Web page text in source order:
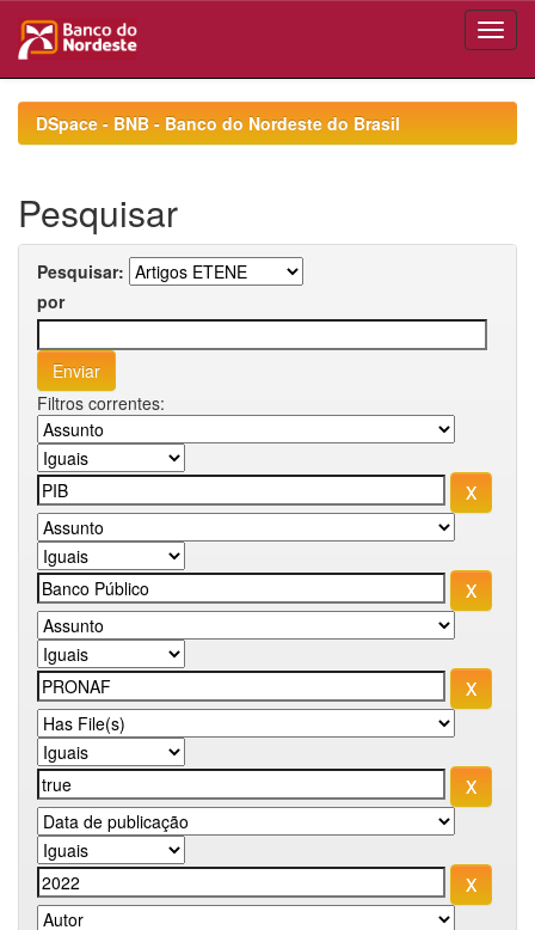
navigationDSpace - BNB - Banco do Nordeste do Brasil
Pesquisar
Pesquisar:
por
Filtros correntes: